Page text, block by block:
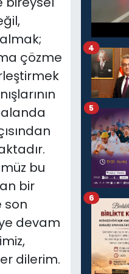
çözme
bu
bir
son
devam
dilerim.
4
5
6